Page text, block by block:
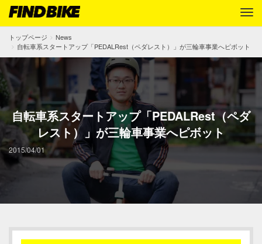
トップページ
News
自転車系スタートアップ「PEDALRest（ペダレスト）」が三輪車事業へピボット
自転車系スタートアップ「PEDALRest（ペダ
レスト）」が三輪車事業へピボット
2015/04/01